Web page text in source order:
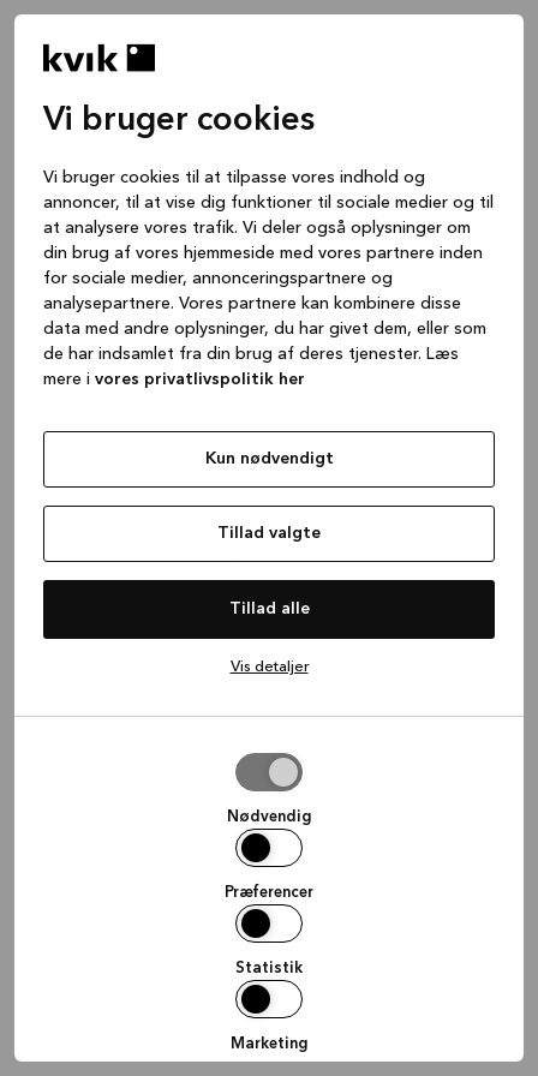
Vi bruger cookies
Vi bruger cookies til at tilpasse vores indhold og
annoncer, til at vise dig funktioner til sociale medier og til
at analysere vores trafik. Vi deler også oplysninger om
din brug af vores hjemmeside med vores partnere inden
for sociale medier, annonceringspartnere og
analysepartnere. Vores partnere kan kombinere disse
data med andre oplysninger, du har givet dem, eller som
de har indsamlet fra din brug af deres tjenester. Læs
mere i vores privatlivspolitik her
Kun nødvendigt
Tillad valgte
Tillad alle
Vis detaljer
Nødvendig
Præferencer
Statistik
Marketing
(see the browser console for more
information).